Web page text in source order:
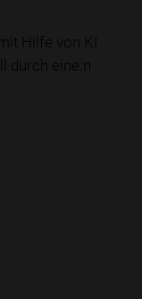
Hilfe von KI
durch eine:n